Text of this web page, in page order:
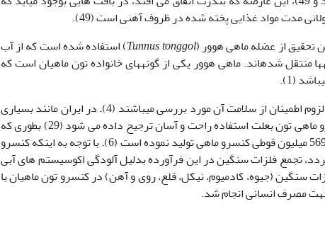
مدت مواد غذایی پخته شده در ظروف آهنی است (49).
Tunnus tonggol) استفاده شده است که از آب
منتقل شده­اند. ماهی هوور یکی از گونه­های خانواده تون ماهیان است که
(1).
بافت عضله ماهیان بدلیل نقش مهم در تغذیه انسان و لزوم اطمینان از سلامت آن مورد بررسی می­باشند (4). در ایران مانند بسیاری
از کشورهای دیگر، مصرف کنسرو ماهی بخصوص کنسرو ماهی تون بعلت استفاده راحت و آسان ترجیح داده می شود (29) بطوری که
در سال 1386، کشور ایران با 134 کارخانه کنسرو ماهی 569 میلیون قوطی کنسرو ماهی تولید نموده است (6). با توجه به اینکه کنسرو
تجمع فلزات سنگین در این فرآورده بدلیل آلودگی اکوسیستم های آبی
سنگین (جیوه، کادمیوم، نیکل، قلع، روی و آهن) در کنسرو تون ماهیان با
مصرف انسانی انجام شد.